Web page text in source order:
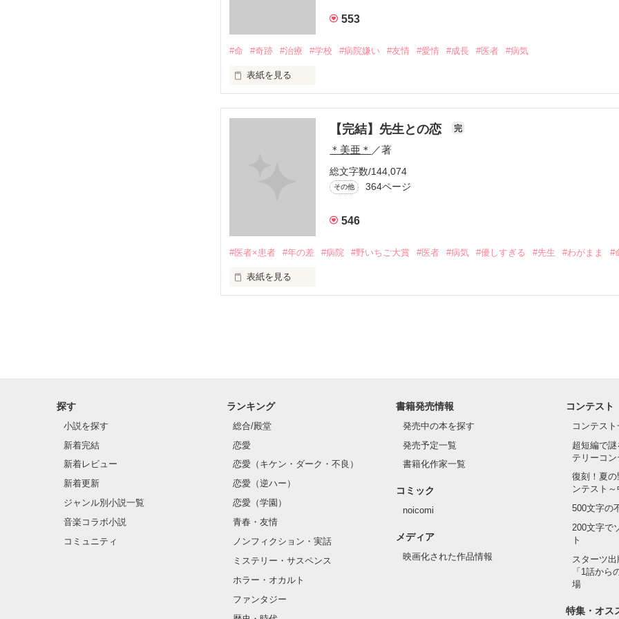
あなたの母親になりたい…
553
#命 #奇跡 #治療 #学校 #病院嫌い #友情 #愛情 #成長 #医者 #病気
表紙を見る
                 みんなが支えてくれる
     でも、ほんとうの生きる意味って
【完結】先生との恋 完
＊美亜＊ ／著
総文字数/144,074
その他 364ページ
546
#医者×患者 #年の差 #病院 #野いちご大賞 #医者 #病気 #優しすぎる #先生 #わがまま #
表紙を見る
あたしを理解してるような顔。
すべてがムカつくの。
『ねぇ。どうして、手術させたいの？』
探す
小説を探す
新着完結
新着レビュー
新着更新
ジャンル別小説一覧
音楽コラボ小説
コミュニティ
ランキング
総合/殿堂
恋愛
恋愛（キケン・ダーク・不良）
恋愛（逆ハー）
恋愛（学園）
青春・友情
ノンフィクション・実話
ミステリー・サスペンス
ホラー・オカルト
ファンタジー
書籍発売情報
発売中の本を探す
発売予定一覧
書籍化作家一覧
コミック
noicomi
メディア
映画化された作品情報
コンテスト
コンテス
超短編で
テリーコ
復刻！夏
ンテスト
500文字の
200文字で
ト
スターツ
「1話から
場
特集・オス